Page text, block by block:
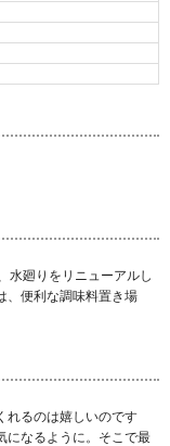
水廻りをリニューアルし
、便利な調味料置き場
れるのは嬉しいのです
になるように。そこで最